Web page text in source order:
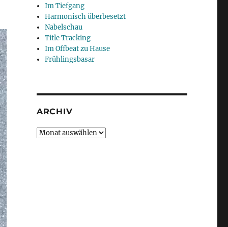
Im Tiefgang
Harmonisch überbesetzt
Nabelschau
Title Tracking
Im Offbeat zu Hause
Frühlingsbasar
ARCHIV
Archiv